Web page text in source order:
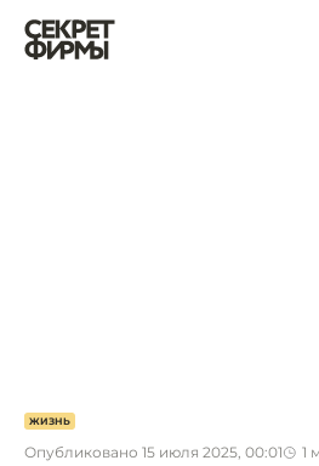
ЖИЗНЬ
Опубликовано 15 июля 2025, 00:01 1